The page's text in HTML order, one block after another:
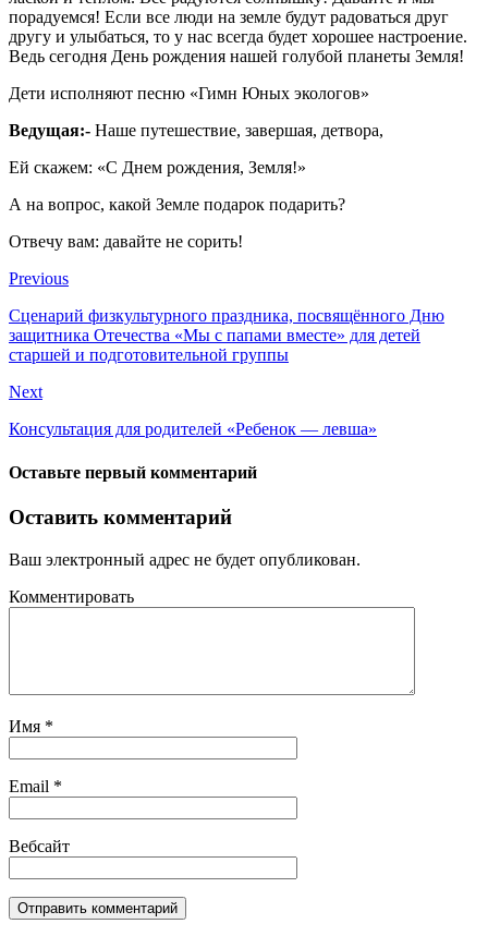
порадуемся! Если все люди на земле будут радоваться друг
другу и улыбаться, то у нас всегда будет хорошее настроение.
Ведь сегодня День рождения нашей голубой планеты Земля!
Дети исполняют песню «Гимн Юных экологов»
Ведущая:- Наше путешествие, завершая, детвора,
Ей скажем: «С Днем рождения, Земля!»
А на вопрос, какой Земле подарок подарить?
Отвечу вам: давайте не сорить!
Previous
Сценарий физкультурного праздника, посвящённого Дню
защитника Отечества «Мы с папами вместе» для детей
старшей и подготовительной группы
Next
Консультация для родителей «Ребенок — левша»
Оставьте первый комментарий
Оставить комментарий
Ваш электронный адрес не будет опубликован.
Комментировать
Имя *
Email *
Вебсайт